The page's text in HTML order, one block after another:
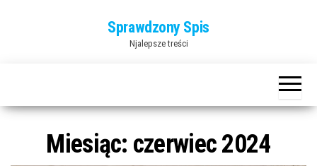
Sprawdzony Spis
Njalepsze treści
Miesiąc: czerwiec 2024